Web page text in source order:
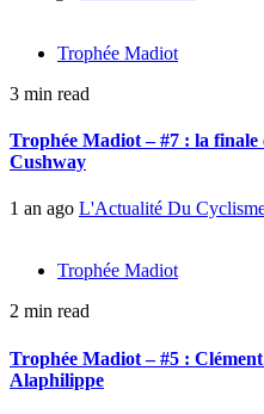
Trophée Madiot
3 min read
Trophée Madiot – #7 : la
Cushway
1 an ago L'Actualité Du
Trophée Madiot
2 min read
Trophée Madiot – #5 :
Alaphilippe